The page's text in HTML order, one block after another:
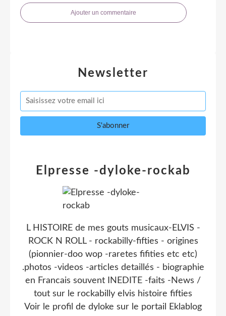
Ajouter un commentaire
Newsletter
Elpresse -dyloke-rockab
L HISTOIRE de mes gouts musicaux-ELVIS -
ROCK N ROLL - rockabilly-fifties - origines
(pionnier-doo wop -raretes fifities etc etc)
.photos -videos -articles detaillés - biographie
en Francais souvent INEDITE -faits -News /
tout sur le rockabilly elvis histoire fifties
Voir le profil de dyloke sur le portail Eklablog